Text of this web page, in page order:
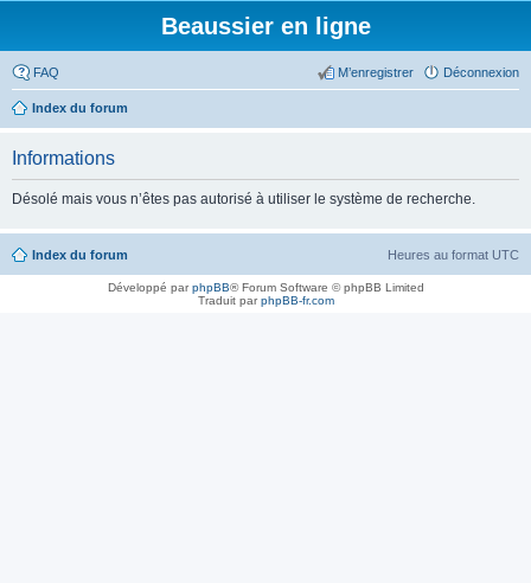
Beaussier en ligne
FAQ Déconnexion
M’enregistrer
Index du forum
Informations
Désolé mais vous n’êtes pas autorisé à utiliser le système de recherche.
Index du forum Heures au format UTC
Développé parphpBB® Forum Software © phpBB Limited
Traduit parphpBB-fr.com